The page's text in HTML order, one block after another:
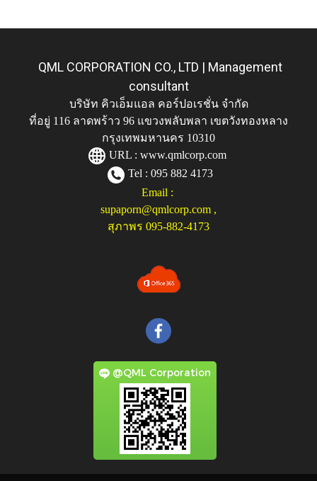
QML CORPORATION CO., LTD | Management
consultant
บริษัท คิวเอ็มแอล คอร์ปอเรชั่น จำกัด
ที่อยู่ 116 ลาดพร้าว 96 แขวงพลับพลา เขตวังทองหลาง
กรุงเทพมหานคร 10310
URL : www.qmlcorp.com
Tel : 095 882 4173
Email :
supaporn@qmlcorp.com ,
สุภาพร 095-882-4173
@QML Corporation